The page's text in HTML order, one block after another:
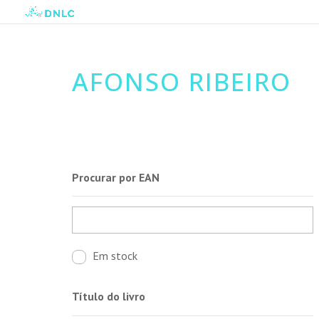
AFONSO RIBEIRO
Procurar por EAN
Em stock
Título do livro